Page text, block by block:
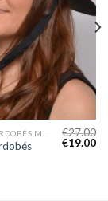
€27.00
€19.00